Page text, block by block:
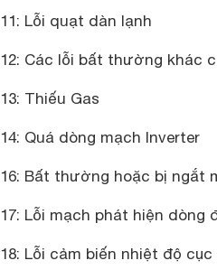
11: Lỗi quạt dàn lạnh
12: Các lỗi bất thường khác
13: Thiếu Gas
14: Quá dòng mạch Inverter
16: Bất thường hoặc bị ngắt
17: Lỗi mạch phát hiện dòng
18: Lỗi cảm biến nhiệt độ